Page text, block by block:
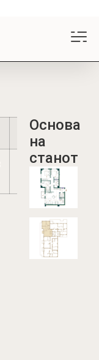
Oснова
на
станот
2 3
/ /